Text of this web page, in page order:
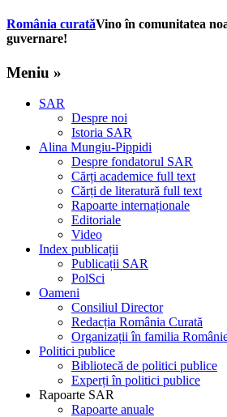
România curatăVino în comunitatea
guvernare!
Meniu »
SAR
Despre noi
Istoria SAR
Alina Mungiu-Pippidi
Despre fondatorul SAR
Cărți academice full text
Cărți de literatură full text
Rapoarte internaționale
Editoriale
Video
Index publicații
Publicații SAR
PolSci
Oameni
Consiliul Director
Redacția România Curată
Organizații în familia
Politici publice
Bibliotecă de politici publice
Experți în politici publice
Rapoarte SAR
Rapoarte anuale